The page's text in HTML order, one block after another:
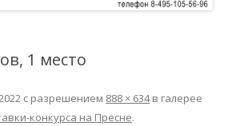
1 место
с разрешением 888 × 634в галерее
конкурса на Пресне.